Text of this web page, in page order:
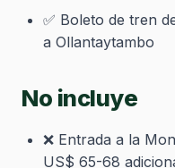
✅ Boleto de tren
a Ollantaytambo
No incluye
❌ Entrada a la
US$ 65-68